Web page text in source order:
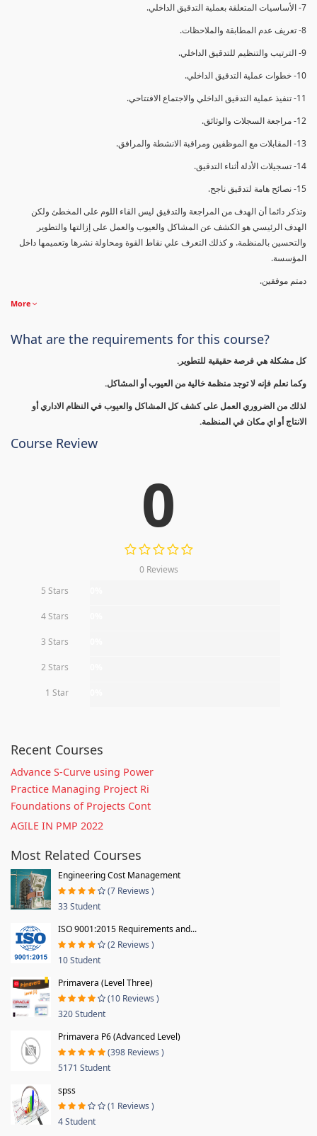
7- الأساسيات المتعلقة بعملية التدقيق الداخلي.
8- تعريف عدم المطابقة والملاحظات.
9- الترتيب والتنظيم للتدقيق الداخلي.
10- خطوات عملية التدقيق الداخلي.
11- تنفيذ عملية التدقيق الداخلي والاجتماع الافتتاحي.
12- مراجعة السجلات والوثائق.
13- المقابلات مع الموظفين ومراقبة الانشطة والمرافق.
14- تسجيلات الأدلة أثناء التدقيق.
15- نصائح هامة لتدقيق ناجح.
وتذكر دائما أن الهدف من المراجعة والتدقيق ليس القاء اللوم على المخطئ ولكن
الهدف الرئيسي هو الكشف عن المشاكل والعيوب والعمل على إزالتها والتطوير
والتحسين بالمنظمة. و كذلك التعرف علي نقاط القوة ومحاولة نشرها وتعميمها داخل
المؤسسة.
دمتم موفقين.
More
What are the requirements for this course?
كل مشكلة هي فرصة حقيقية للتطوير.
وكما نعلم فإنه لا توجد منظمة خالية من العيوب أو المشاكل.
لذلك من الضروري العمل على كشف كل المشاكل والعيوب في النظام الاداري أو
الانتاج أو اي مكان في المنظمة.
Course Review
0
0 Reviews
5 Stars
4 Stars
3 Stars
2 Stars
1 Star
Recent Courses
Advance S-Curve using Power
Practice Managing Project Ri
Foundations of Projects Cont
AGILE IN PMP 2022
Most Related Courses
Engineering Cost Management
(7 Reviews )
33 Student
ISO 9001:2015 Requirements and...
(2 Reviews )
10 Student
Primavera (Level Three)
(10 Reviews )
320 Student
Primavera P6 (Advanced Level)
(398 Reviews )
5171 Student
spss
(1 Reviews )
4 Student